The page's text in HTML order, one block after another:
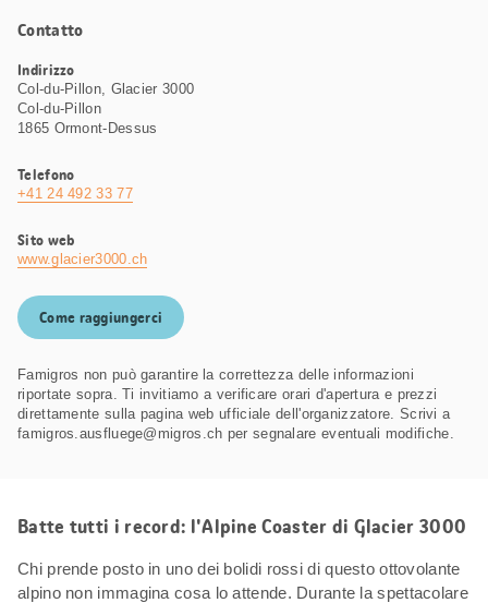
Contatto
Indirizzo
Col-du-Pillon, Glacier 3000
Col-du-Pillon
1865 Ormont-Dessus
Telefono
+41 24 492 33 77
Sito web
www.glacier3000.ch
Come raggiungerci
Famigros non può garantire la correttezza delle informazioni
riportate sopra. Ti invitiamo a verificare orari d'apertura e prezzi
direttamente sulla pagina web ufficiale dell'organizzatore. Scrivi a
famigros.ausfluege@migros.ch per segnalare eventuali modifiche.
Batte tutti i record: l'Alpine Coaster di Glacier 3000
Chi prende posto in uno dei bolidi rossi di questo ottovolante
alpino non immagina cosa lo attende. Durante la spettacolare